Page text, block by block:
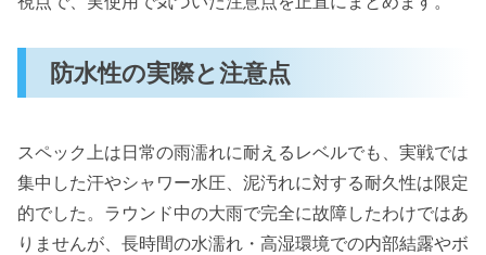
防水性の実際と注意点
スペック上は日常の雨濡れに耐えるレベルでも、実戦では
集中した汗やシャワー水圧、泥汚れに対する耐久性は限定
的でした。ラウンド中の大雨で完全に故障したわけではあ
りませんが、長時間の水濡れ・高湿環境での内部結露やボ